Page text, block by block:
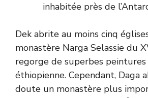
inhabitée près de
Dek abrite au moins cinq
monastère Narga Selassie du
regorge de superbes peintures
éthiopienne. Cependant, Daga
doute un monastère plus